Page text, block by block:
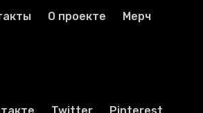
О проекте Мерч